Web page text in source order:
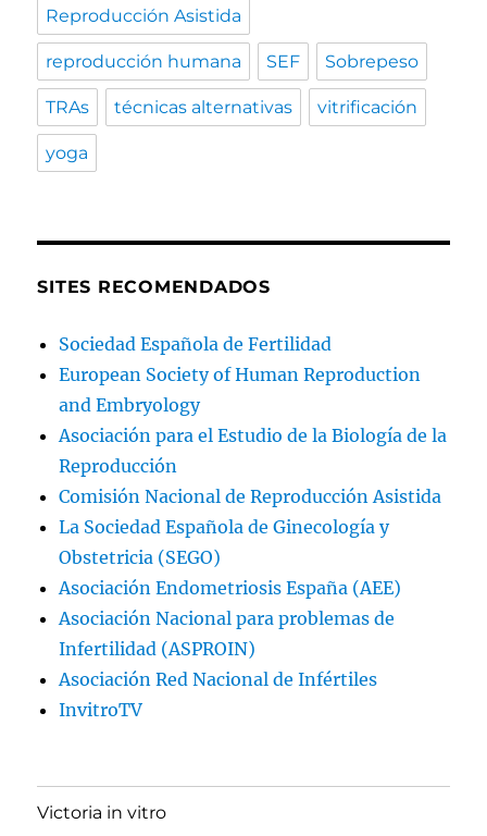
Reproducción Asistida
reproducción humana SEF Sobrepeso
TRAs técnicas alternativas vitrificación
yoga
SITES RECOMENDADOS
Sociedad Española de Fertilidad
European Society of Human Reproduction
and Embryology
Asociación para el Estudio de la Biología de la
Reproducción
Comisión Nacional de Reproducción Asistida
La Sociedad Española de Ginecología y
Obstetricia (SEGO)
Asociación Endometriosis España (AEE)
Asociación Nacional para problemas de
Infertilidad (ASPROIN)
Asociación Red Nacional de Infértiles
InvitroTV
Victoria in vitro